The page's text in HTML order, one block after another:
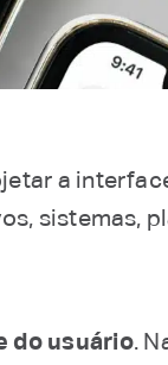
a
sistemas,
do usuário.